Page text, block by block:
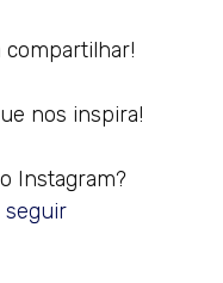
nos inspira!
Instagram?
seguir